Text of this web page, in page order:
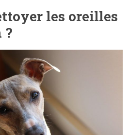
les oreilles
?